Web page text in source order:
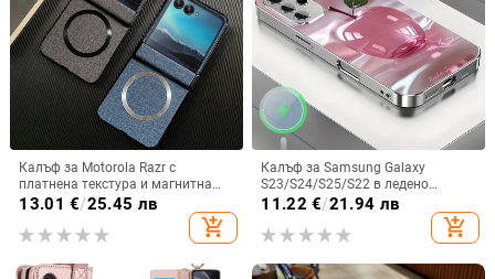
Калъф за Motorola Razr с
платнена текстура и магнитна
панта, флип
13.01 €/25.45 лв
add_shopping_cart
Калъф за Samsung Galaxy
S23/S24/S25/S22 в ледено
кристално розово със стъклена
повърхност и метално боядисано
покритие
11.22 €/21.94 лв
add_shopping_cart